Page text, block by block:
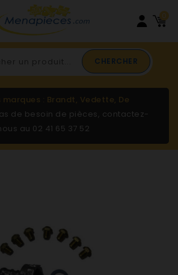
0
CHERCHER
marques : Brandt, Vedette, De
de besoin de pièces, contactez-
au 02 41 65 37 52